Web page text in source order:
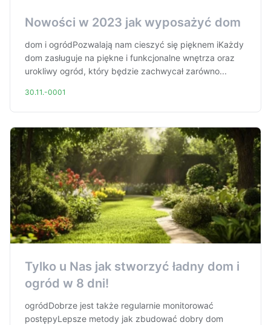
Nowości w 2023 jak wyposażyć dom
dom i ogródPozwalają nam cieszyć się pięknem iKażdy
dom zasługuje na piękne i funkcjonalne wnętrza oraz
urokliwy ogród, który będzie zachwycał zarówno...
30.11.-0001
Tylko u Nas jak stworzyć ładny dom i
ogród w 8 dni!
ogródDobrze jest także regularnie monitorować
postępyLepsze metody jak zbudować dobry dom